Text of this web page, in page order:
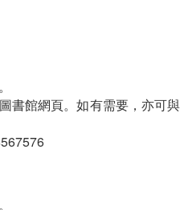
書館網頁。如有需要，亦可與